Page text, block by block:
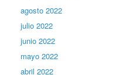
agosto 2022
julio 2022
junio 2022
mayo 2022
abril 2022